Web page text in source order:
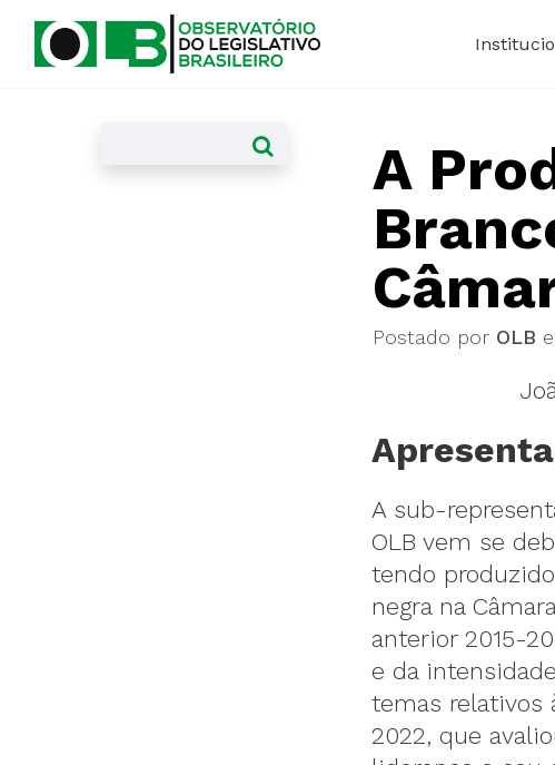
A
Postado por OLB
A sub-
OLB vem se
tendo
negra na
anterior 2015-
e da
temas relativos
2022, que